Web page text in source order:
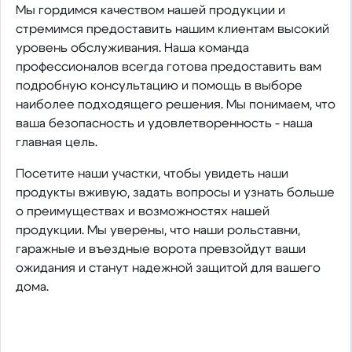
Мы гордимся качеством нашей продукции и
стремимся предоставить нашим клиентам высокий
уровень обслуживания. Наша команда
профессионалов всегда готова предоставить вам
подробную консультацию и помощь в выборе
наиболее подходящего решения. Мы понимаем, что
ваша безопасность и удовлетворенность - наша
главная цель.
Посетите наши участки, чтобы увидеть наши
продукты вживую, задать вопросы и узнать больше
о преимуществах и возможностях нашей
продукции. Мы уверены, что наши рольставни,
гаражные и въездные ворота превзойдут ваши
ожидания и станут надежной защитой для вашего
дома.